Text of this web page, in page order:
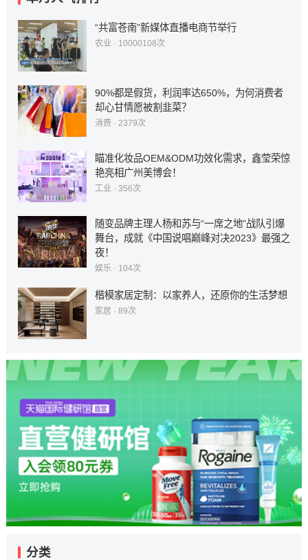
“共富苍南”新媒体直播电商节举行
农业 · 10000108次
90%都是假货，利润率达650%，为何消费者
却心甘情愿被割韭菜？
消费 · 2379次
瞄准化妆品OEM&ODM功效化需求，鑫莹荣惊
艳亮相广州美博会！
工业 · 356次
随变品牌主理人杨和苏与“一席之地”战队引爆
舞台，成就《中国说唱巅峰对决2023》最强之
夜！
娱乐 · 104次
楷模家居定制：以家养人，还原你的生活梦想
家居 · 89次
分类